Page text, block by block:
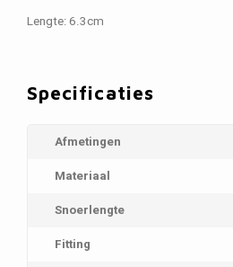
Lengte: 6.3cm
Specificaties
Afmetingen
Materiaal
Snoerlengte
Fitting